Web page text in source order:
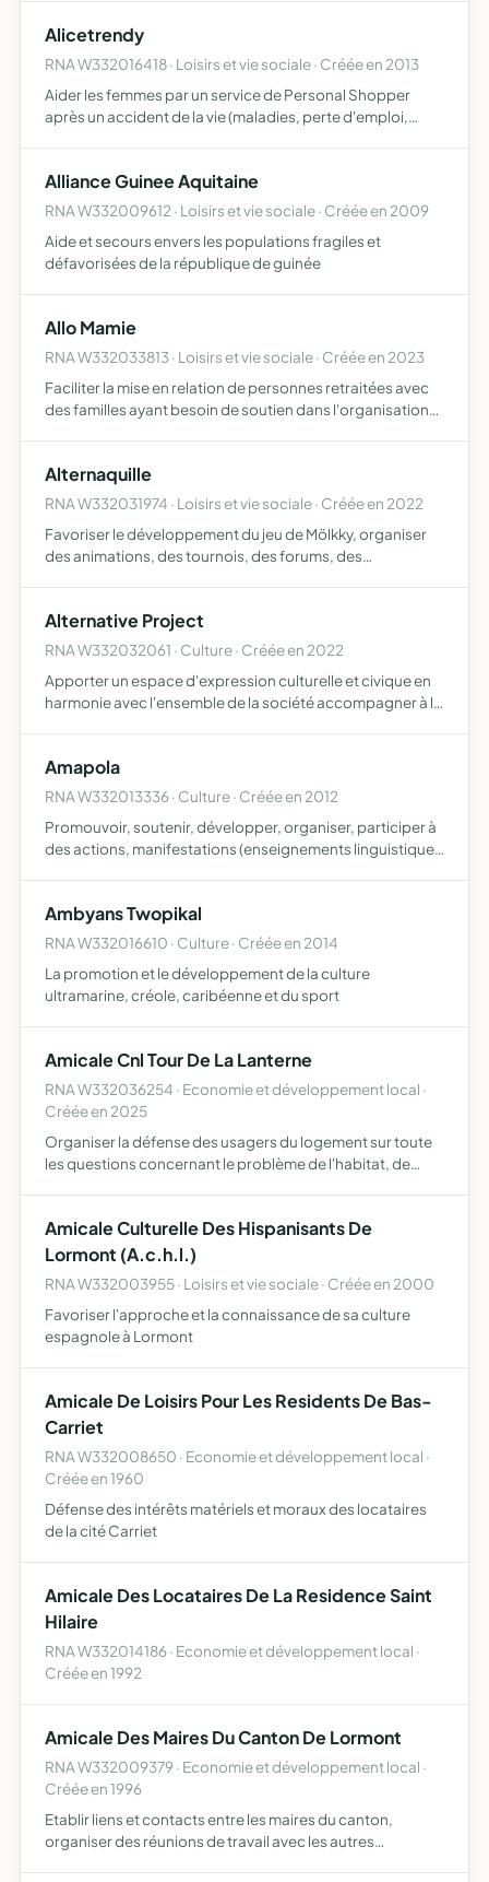
Alicetrendy
RNA W332016418 · Loisirs et vie sociale · Créée en 2013
Aider les femmes par un service de Personal Shopper
après un accident de la vie (maladies, perte d'emploi,
Alliance Guinee Aquitaine
RNA W332009612 · Loisirs et vie sociale · Créée en 2009
Aide et secours envers les populations fragiles et
défavorisées de la république de guinée
Allo Mamie
RNA W332033813 · Loisirs et vie sociale · Créée en 2023
Faciliter la mise en relation de personnes retraitées avec
des familles ayant besoin de soutien dans l'organisation
Alternaquille
RNA W332031974 · Loisirs et vie sociale · Créée en 2022
Favoriser le développement du jeu de Mölkky, organiser
des animations, des tournois, des forums, des
nouveaux p…
Alternative Project
RNA W332032061 · Culture · Créée en 2022
Apporter un espace d'expression culturelle et civique en
harmonie avec l'ensemble de la société accompagner à la
multiples …
Amapola
RNA W332013336 · Culture · Créée en 2012
Promouvoir, soutenir, développer, organiser, participer à
des actions, manifestations (enseignements linguistique
Ambyans Twopikal
RNA W332016610 · Culture · Créée en 2014
La promotion et le développement de la culture
ultramarine, créole, caribéenne et du sport
Amicale Cnl Tour De La Lanterne
RNA W332036254 · Economie et développement local ·
Créée en 2025
Organiser la défense des usagers du logement sur toute
les questions concernant le problème de l'habitat, de
Amicale Culturelle Des Hispanisants De
Lormont (A.c.h.l.)
RNA W332003955 · Loisirs et vie sociale · Créée en 2000
Favoriser l'approche et la connaissance de sa culture
espagnole à Lormont
Amicale De Loisirs Pour Les Residents De Bas-
Carriet
RNA W332008650 · Economie et développement local ·
Créée en 1960
Défense des intérêts matériels et moraux des locataires
de la cité Carriet
Amicale Des Locataires De La Residence Saint
Hilaire
RNA W332014186 · Economie et développement local ·
Créée en 1992
Amicale Des Maires Du Canton De Lormont
RNA W332009379 · Economie et développement local ·
Créée en 1996
Etablir liens et contacts entre les maires du canton,
organiser des réunions de travail avec les autres